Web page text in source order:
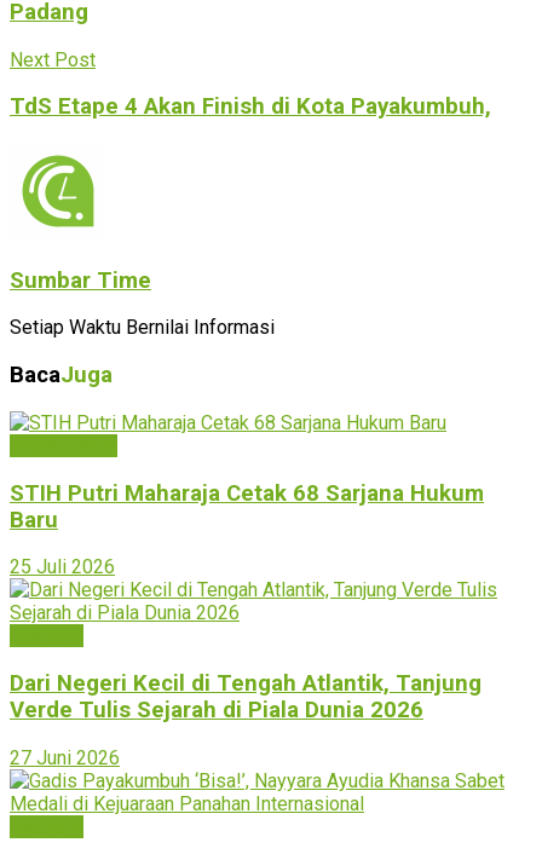
Padang
Next Post
TdS Etape 4 Akan Finish di Kota Payakumbuh,
Sumbar Time
Setiap Waktu Bernilai Informasi
BacaJuga
STIH Putri Maharaja Cetak 68 Sarjana Hukum
Baru
25 Juli 2026
Dari Negeri Kecil di Tengah Atlantik, Tanjung
Verde Tulis Sejarah di Piala Dunia 2026
27 Juni 2026